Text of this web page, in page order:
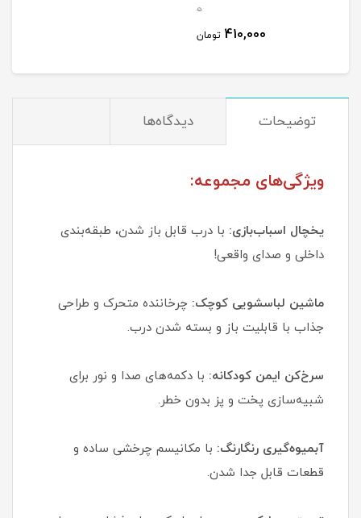
0
410,000 تومان
توضیحات دیدگاه‌ها
ویژگی‌های مجموعه:
یخچال اسباب‌بازی: با درب قابل باز شدن، طبقه‌بندی
داخلی و صدای واقعی!
ماشین لباسشویی کوچک: چرخاننده متحرک و طراحی
جذاب با قابلیت باز و بسته شدن درب.
سرخ‌کن ایمن کودکانه: با دکمه‌های صدا و نور برای
شبیه‌سازی پخت و پز بدون خطر.
آبمیوه‌گیری رنگارنگ: با مکانیسم چرخشی ساده و
قطعات قابل جدا شدن.